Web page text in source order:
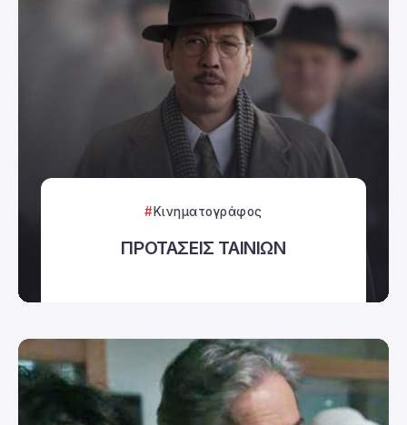
Κινηματογράφος
ΠΡΟΤΑΣΕΙΣ ΤΑΙΝΙΩΝ